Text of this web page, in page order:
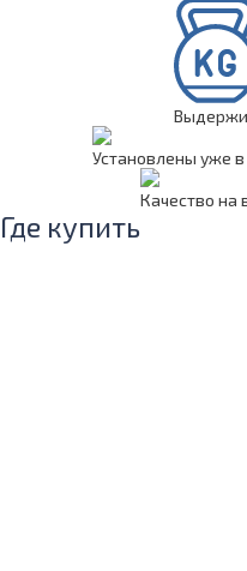
Установлены уже
Качество на
Где купить